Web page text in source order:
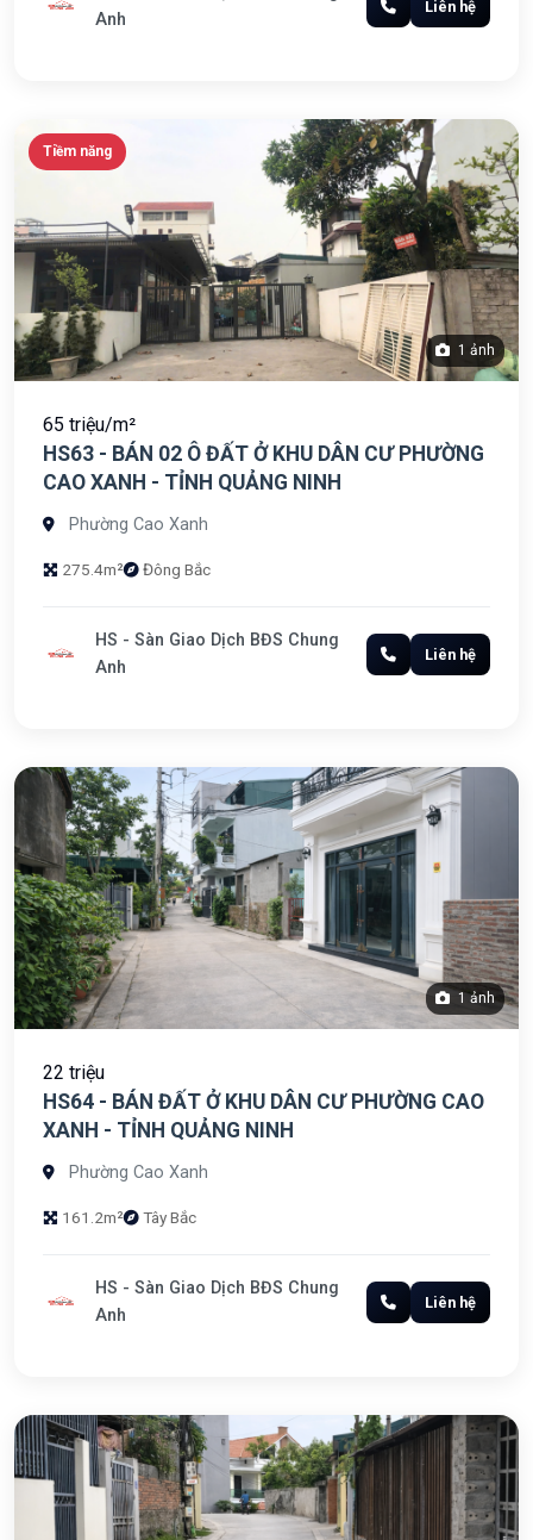
Anh
Liên hệ
Tiềm năng
1 ảnh
65 triệu/m²
HS63 - BÁN 02 Ô ĐẤT Ở KHU DÂN CƯ PHƯỜNG
CAO XANH - TỈNH QUẢNG NINH
Phường Cao Xanh
275.4m² Đông Bắc
HS - Sàn Giao Dịch BĐS Chung
Anh
Liên hệ
1 ảnh
22 triệu
HS64 - BÁN ĐẤT Ở KHU DÂN CƯ PHƯỜNG CAO
XANH - TỈNH QUẢNG NINH
Phường Cao Xanh
161.2m² Tây Bắc
HS - Sàn Giao Dịch BĐS Chung
Anh
Liên hệ